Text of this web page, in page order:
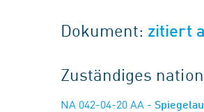
Dokument: zitiert
Zuständiges
NA 042-04-20 AA -